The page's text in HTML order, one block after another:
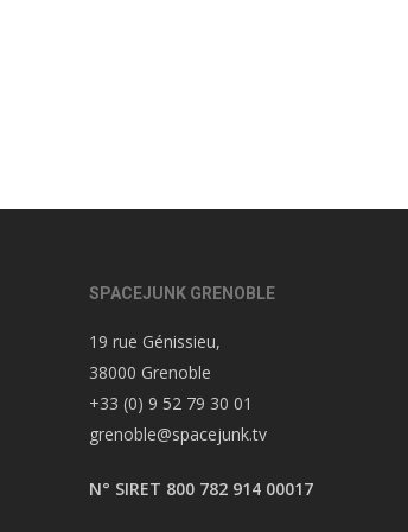
SPACEJUNK GRENOBLE
19 rue Génissieu,
38000 Grenoble
+33 (0) 9 52 79 30 01
grenoble@spacejunk.tv
N° SIRET 800 782 914 00017